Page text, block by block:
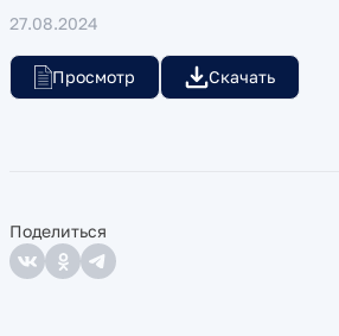
27.08.2024
Просмотр Скачать
Поделиться